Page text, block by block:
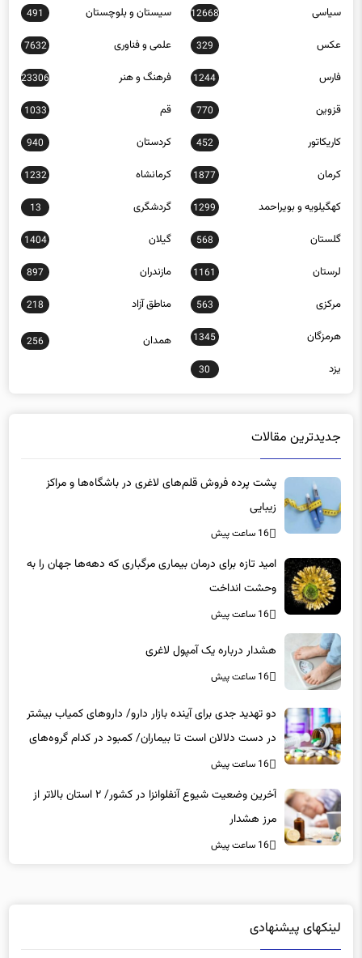
عکس 329 علمی و فناوری 7632
فارس 1244 فرهنگ و هنر 23306
قزوین 770 قم 1033
کاریکاتور 452 کردستان 940
کرمان 1877 کرمانشاه 1232
کهگیلویه و بویراحمد 1299 گردشگری 13
گلستان 568 گیلان 1404
لرستان 1161 مازندران 897
مرکزی 563 مناطق آزاد 218
هرمزگان 1345
256
یزد 30
پشت پرده فروش قلم‌های لاغری در باشگاه‌ها و مراکز
زیبایی
16 ساعت پیش
امید تازه برای درمان بیماری مرگباری که دهه‌ها جهان را به
وحشت انداخت
16 ساعت پیش
16 ساعت پیش
در دست دلالان است تا بیماران/ کمبود در کدام گروه‌های
دارویی محسوس‌تر است؟
16 ساعت پیش
مرز هشدار
16 ساعت پیش
دانلود رایگان نرم افزار